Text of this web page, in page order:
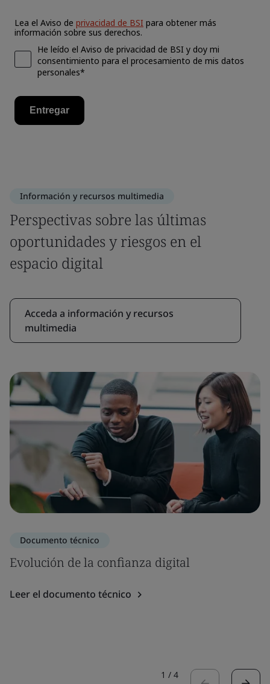
Información y recursos multimedia
Perspectivas sobre las últimas
oportunidades y riesgos en el
espacio digital
Acceda a información y recursos
multimedia
Documento técnico
Evolución de la confianza digital
Leer el documento técnico
1 / 4